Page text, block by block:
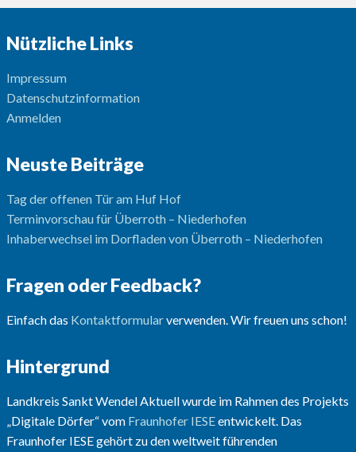
Nützliche Links
Impressum
Datenschutzinformation
Anmelden
Neuste Beiträge
Tag der offenen Tür am Huf Hof
Terminvorschau für Überroth – Niederhofen
Inhaberwechsel im Dorfladen von Überroth – Niederhofen
Fragen oder Feedback?
Einfach das Kontaktformularverwenden. Wir freuen uns schon!
Hintergrund
Landkreis Sankt Wendel Aktuell wurde im Rahmen des Projekts
„Digitale Dörfer“ vom Fraunhofer IESEentwickelt. Das
Fraunhofer IESE gehört zu den weltweit führenden